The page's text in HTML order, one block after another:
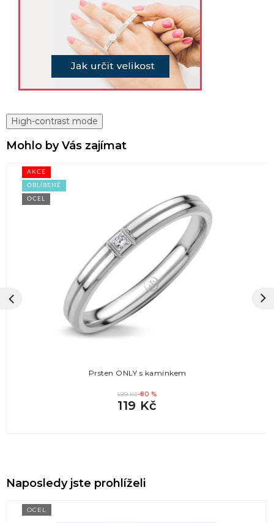
High-contrast mode
Mohlo by Vás zajímat
AKCE
OBLÍBENÉ
OCEL
Prsten ONLY s kamínkem
599 Kč-80 %
119 Kč
Naposledy jste prohlíželi
OCEL